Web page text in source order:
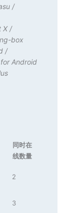
/
X /
box
/
Android
同时在
线数量
2
3